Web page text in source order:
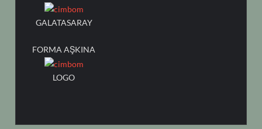
GALATASARAY
FORMA AŞKINA
LOGO